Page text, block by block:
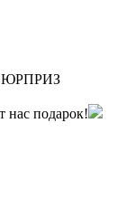
нас подарок!